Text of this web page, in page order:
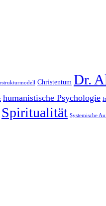
Christentum Dr.
humanistische Psychologie
Spiritualität Systemische